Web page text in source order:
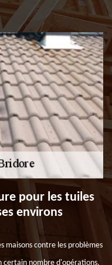
pour les tuiles
environs
maisons contre les problèmes
certain nombre d'opérations.